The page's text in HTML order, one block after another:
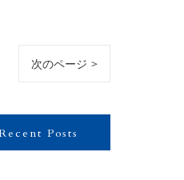
次のページ >
Posts